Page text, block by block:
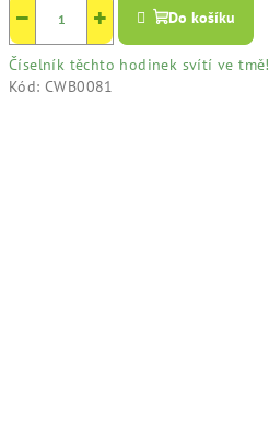
+
− Do košíku
Číselník těchto hodinek svítí ve tmě!
Kód: CWB0081